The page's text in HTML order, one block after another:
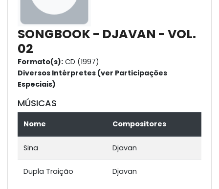
SONGBOOK - DJAVAN - VOL.
02
Formato(s): CD (1997)
Diversos Intérpretes (ver Participações
Especiais)
MÚSICAS
Nome Compositores
Sina Djavan
Dupla Traição Djavan